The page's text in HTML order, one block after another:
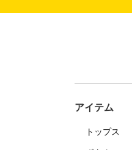
アイテム
トップス